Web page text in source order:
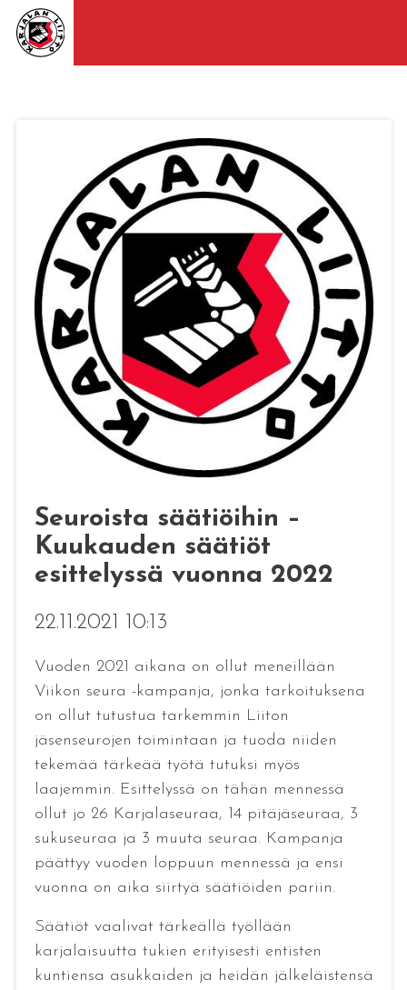
Seuroista säätiöihin –
Kuukauden säätiöt
esittelyssä vuonna 2022
22.11.2021 10:13
Vuoden 2021 aikana on ollut meneillään
Viikon seura -kampanja, jonka tarkoituksena
on ollut tutustua tarkemmin Liiton
jäsenseurojen toimintaan ja tuoda niiden
tekemää tärkeää työtä tutuksi myös
laajemmin. Esittelyssä on tähän mennessä
ollut jo 26 Karjalaseuraa, 14 pitäjäseuraa, 3
sukuseuraa ja 3 muuta seuraa. Kampanja
päättyy vuoden loppuun mennessä ja ensi
vuonna on aika siirtyä säätiöiden pariin.
Säätiöt vaalivat tärkeällä työllään
karjalaisuutta tukien erityisesti entisten
kuntiensa asukkaiden ja heidän jälkeläistensä